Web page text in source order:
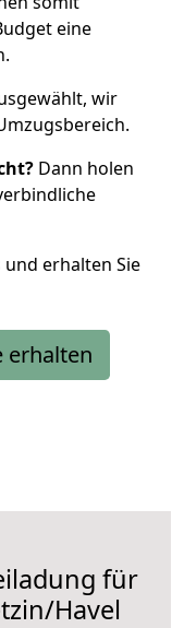
eine
wir
Dann holen
und erhalten Sie
erhalten
für
Havel